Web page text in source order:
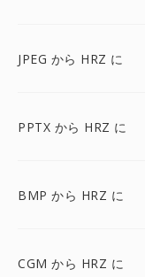
JPEG から HRZ に
PPTX から HRZ に
BMP から HRZ に
CGM から HRZ に